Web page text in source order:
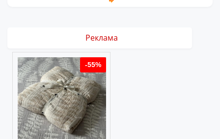
Реклама
-55%